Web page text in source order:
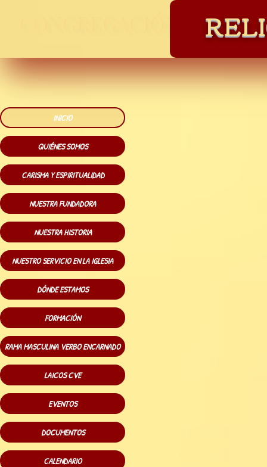
CONGREGACIÓN DE
INICIO
QUIÉNES SOMOS
CARISMA Y ESPIRITUALIDAD
NUESTRA FUNDADORA
NUESTRA HISTORIA
NUESTRO SERVICIO EN LA IGLESIA
DÓNDE ESTAMOS
FORMACIÓN
RAMA MASCULINA VERBO ENCARNADO
LAICOS CVE
EVENTOS
DOCUMENTOS
CALENDARIO